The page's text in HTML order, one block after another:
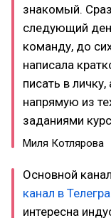
знакомый.
следующий
команду, до
написала
писать в
напрямую из
заданиями
Миля Котлярова
Основной
канал в
интересна